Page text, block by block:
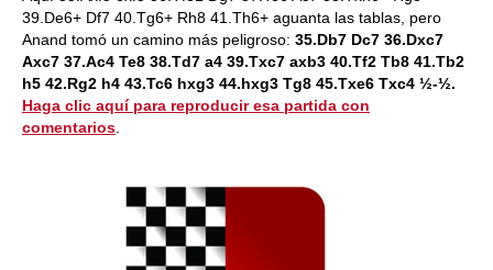
39.De6+ Df7 40.Tg6+ Rh8 41.Th6+ aguanta las tablas, pero
Anand tomó un camino más peligroso: 35.Db7 Dc7 36.Dxc7
Axc7 37.Ac4 Te8 38.Td7 a4 39.Txc7 axb3 40.Tf2 Tb8 41.Tb2
h5 42.Rg2 h4 43.Tc6 hxg3 44.hxg3 Tg8 45.Txe6 Txc4 ½-½.
Haga clic aquí para reproducir esa partida con
comentarios